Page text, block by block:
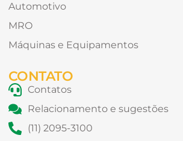
Automotivo
MRO
Máquinas e Equipamentos
CONTATO
Contatos
Relacionamento e sugestões
(11) 2095-3100